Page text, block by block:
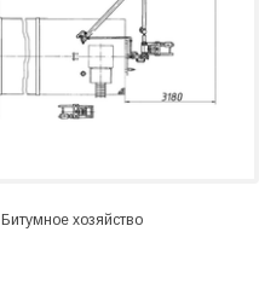
Битумное хозяйство